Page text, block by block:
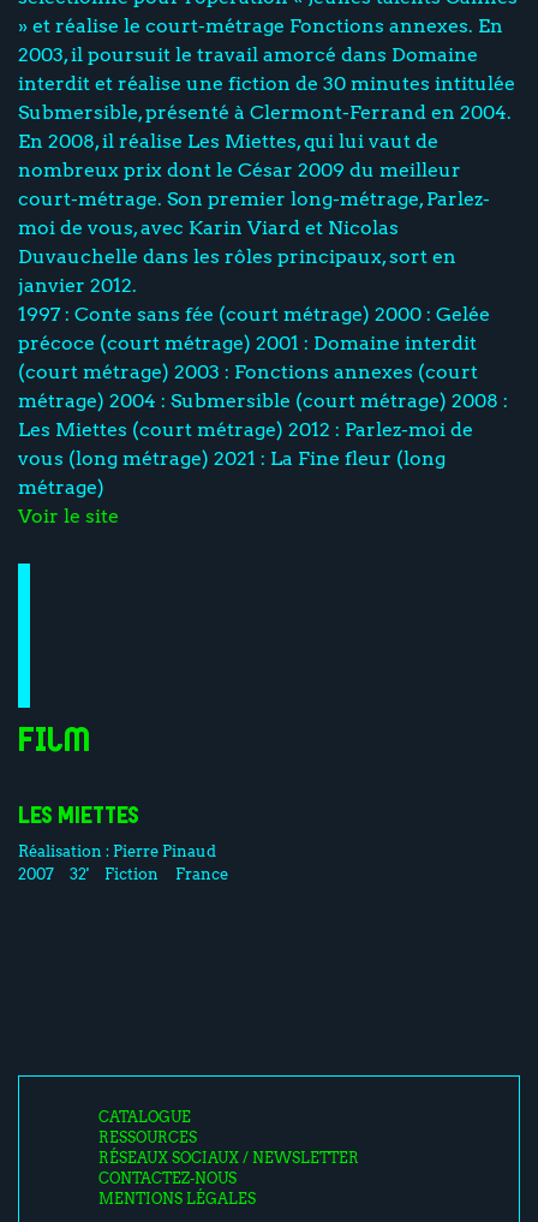
» et réalise le court-métrage Fonctions annexes. En
2003, il poursuit le travail amorcé dans Domaine
interdit et réalise une fiction de 30 minutes intitulée
Submersible, présenté à Clermont-Ferrand en 2004.
En 2008, il réalise Les Miettes, qui lui vaut de
nombreux prix dont le César 2009 du meilleur
court-métrage. Son premier long-métrage, Parlez-
moi de vous, avec Karin Viard et Nicolas
Duvauchelle dans les rôles principaux, sort en
janvier 2012.
1997 : Conte sans fée (court métrage) 2000 : Gelée
précoce (court métrage) 2001 : Domaine interdit
(court métrage) 2003 : Fonctions annexes (court
métrage) 2004 : Submersible (court métrage) 2008 :
Les Miettes (court métrage) 2012 : Parlez-moi de
vous (long métrage) 2021 : La Fine fleur (long
métrage)
Voir le site
Film
LES MIETTES
Réalisation : Pierre Pinaud
2007
32' Fiction France
CATALOGUE
RESSOURCES
RÉSEAUX SOCIAUX / NEWSLETTER
CONTACTEZ-NOUS
MENTIONS LÉGALES